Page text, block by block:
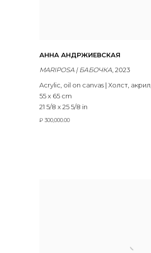
АННА АНДРЖИЕВСКАЯ
MARIPOSA | БАБОЧКА, 2023
Acrylic, oil on canvas | Холст, акрил,
55 x 65 cm
21 5/8 x 25 5/8 in
₽ 300,000.00